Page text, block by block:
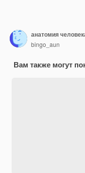
bingo_aun
Вам также могут